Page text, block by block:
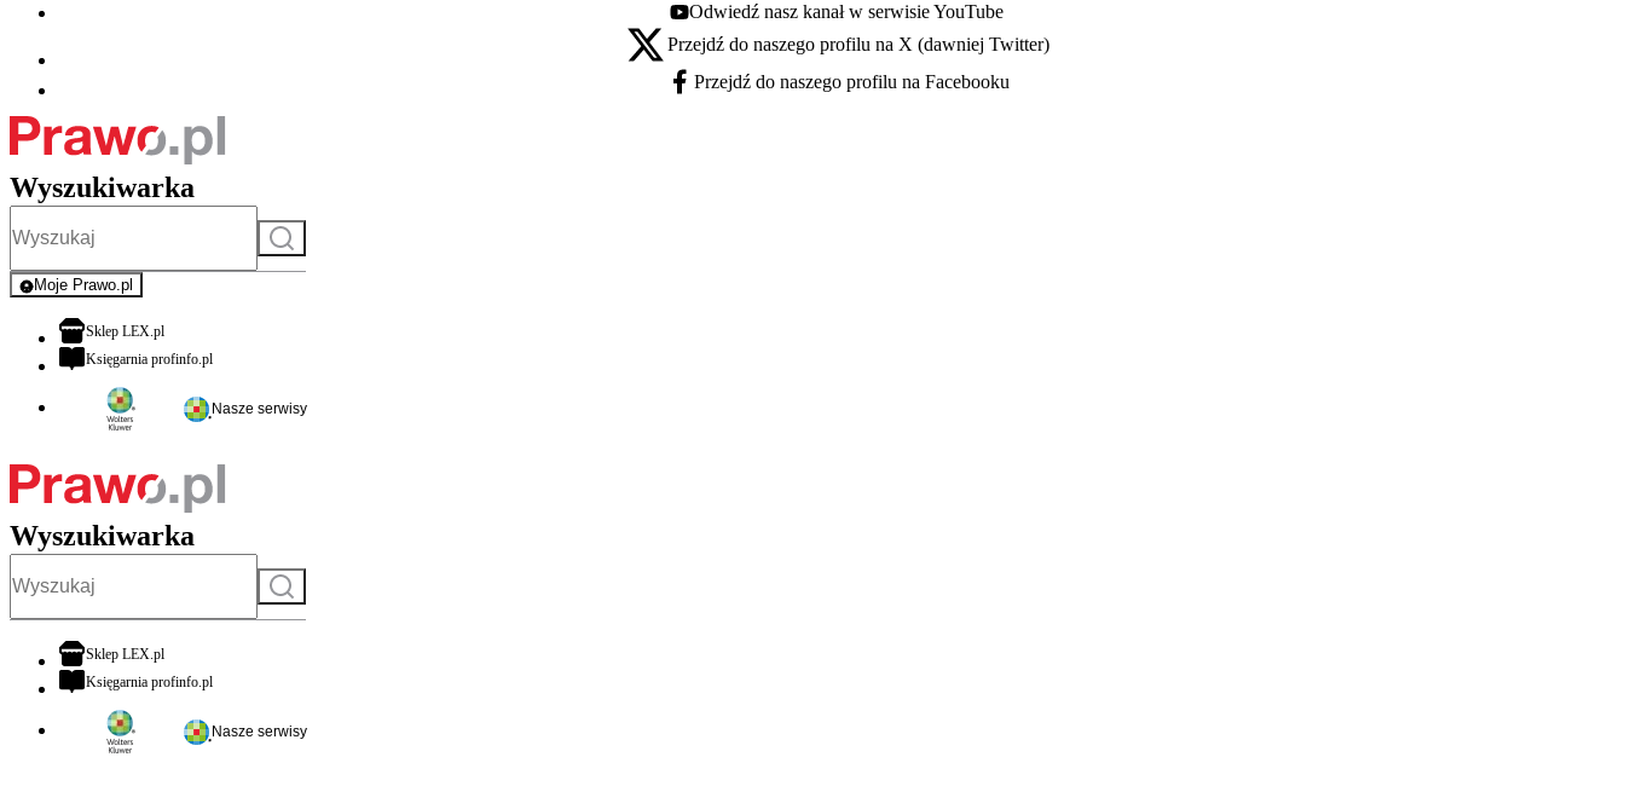
Youtube - otwiera się w nowej karcie
Odwiedź nasz kanał w serwisie YouTube
X - otwiera się w nowej karcie
Przejdź do naszego profilu na X (dawniej Twitter)
Facebook - otwiera się w nowej karcie
Przejdź do naszego profilu na Facebooku
Wyszukiwarka
Szukaj
Moje Prawo.pl
- rejestracja i logowanie do serwisu
Sklep LEX.plotwiera się w nowej karcie
Księgarnia profinfo.plotwiera się w nowej karcie
Nasze serwisy
Wyszukiwarka
Szukaj
Sklep LEX.plotwiera się w nowej karcie
Księgarnia profinfo.plotwiera się w nowej karcie
Nasze serwisy